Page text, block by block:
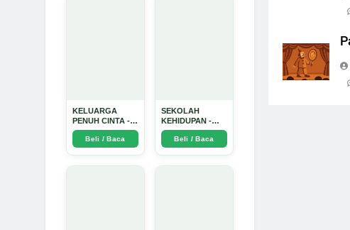
KELUARGA
PENUH CINTA -
Arda Dinata
Beli / Baca
SEKOLAH
KEHIDUPAN -
Arda Dinata
Beli / Baca